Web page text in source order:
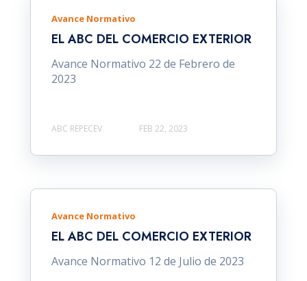
Avance Normativo
EL ABC DEL COMERCIO EXTERIOR
Avance Normativo 22 de Febrero de
2023
ABC REPECEV FEB 22, 2023
Avance Normativo
EL ABC DEL COMERCIO EXTERIOR
Avance Normativo 12 de Julio de 2023